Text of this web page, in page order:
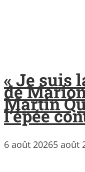
« Je suis
de
Martin
l’épée
6 août 20265 août